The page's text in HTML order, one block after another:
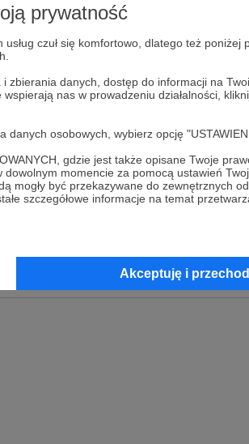
prywatność
czuł się komfortowo, dlatego też poniżej
danych, dostęp do informacji na
nas w prowadzeniu działalności,
osobowych, wybierz opcję
gdzie jest także opisane Twoje
momencie za pomocą ustawień
mogły być przekazywane do zewnętrznych
szczegółowe informacje na temat
Akceptuję i
mnie
lub
Kontynuuj z Apple